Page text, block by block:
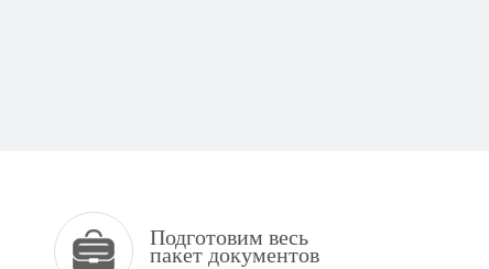
Подготовим весь
пакет документов